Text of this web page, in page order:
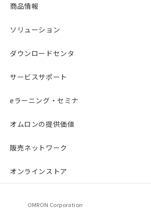
商品情報
ソリューション
ダウンロードセンタ
サービスサポート
eラーニング・セミナ
オムロンの提供価値
販売ネットワーク
オンラインストア
OMRON Corporation